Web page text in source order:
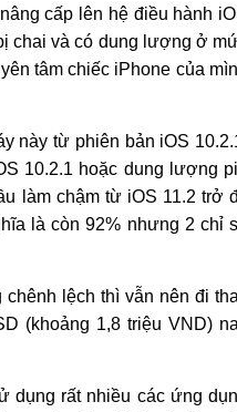
cấp lên hệ điều hành
chai và có dung lượng ở
tâm chiếc iPhone của
này từ phiên bản iOS
10.2.1 hoặc dung lượng
làm chậm từ iOS 11.2 trở
là còn 92% nhưng 2 chỉ
lệch thì vẫn nên đi
(khoảng 1,8 triệu VND)
dụng rất nhiều các ứng